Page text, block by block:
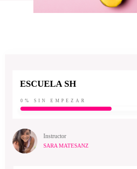
ESCUELA SH
0% SIN EMPEZAR
Instructor
SARA MATESANZ